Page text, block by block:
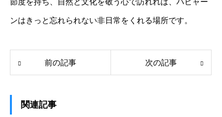
節度を持ち、自然と文化を敬う心で訪れれば、ハビャー
ンはきっと忘れられない非日常をくれる場所です。
前の記事 次の記事
関連記事